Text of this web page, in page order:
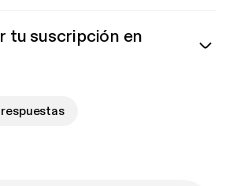
tu suscripción en